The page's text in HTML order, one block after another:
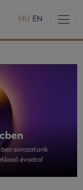
HU EN
sorozatunk
évadra!